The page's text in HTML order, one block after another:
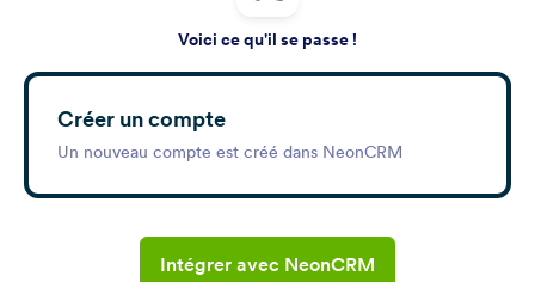
Voici ce qu'il se passe !
Créer un compte
Un nouveau compte est créé dans NeonCRM
Intégrer avec NeonCRM